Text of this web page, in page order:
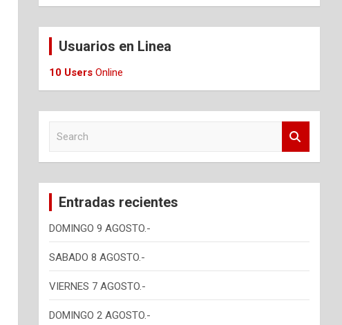
Usuarios en Linea
10 Users Online
c
Entradas recientes
DOMINGO 9 AGOSTO.-
SABADO 8 AGOSTO.-
VIERNES 7 AGOSTO.-
DOMINGO 2 AGOSTO.-